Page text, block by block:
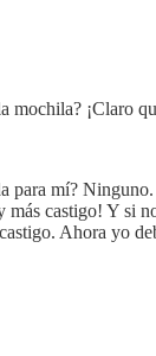
mochila? ¡Claro
para mí?
castigo! Y si
Ahora yo